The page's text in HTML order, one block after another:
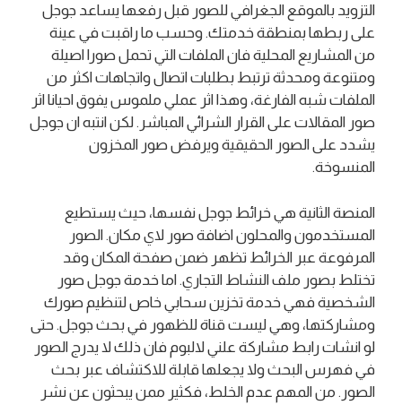
التزويد بالموقع الجغرافي للصور قبل رفعها يساعد جوجل
على ربطها بمنطقة خدمتك. وحسب ما راقبت في عينة
من المشاريع المحلية فان الملفات التي تحمل صورا اصيلة
ومتنوعة ومحدثة ترتبط بطلبات اتصال واتجاهات اكثر من
الملفات شبه الفارغة، وهذا اثر عملي ملموس يفوق احيانا اثر
صور المقالات على القرار الشرائي المباشر. لكن انتبه ان جوجل
يشدد على الصور الحقيقية ويرفض صور المخزون
المنسوخة.
المنصة الثانية هي خرائط جوجل نفسها، حيث يستطيع
المستخدمون والمحلون اضافة صور لاي مكان. الصور
المرفوعة عبر الخرائط تظهر ضمن صفحة المكان وقد
تختلط بصور ملف النشاط التجاري. اما خدمة جوجل صور
الشخصية فهي خدمة تخزين سحابي خاص لتنظيم صورك
ومشاركتها، وهي ليست قناة للظهور في بحث جوجل. حتى
لو انشات رابط مشاركة علني لالبوم فان ذلك لا يدرج الصور
في فهرس البحث ولا يجعلها قابلة للاكتشاف عبر بحث
الصور. من المهم عدم الخلط، فكثير ممن يبحثون عن نشر